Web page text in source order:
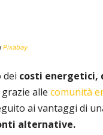
Pixabay
dei costi energetici,
alle comunità
ai vantaggi di
alternative.